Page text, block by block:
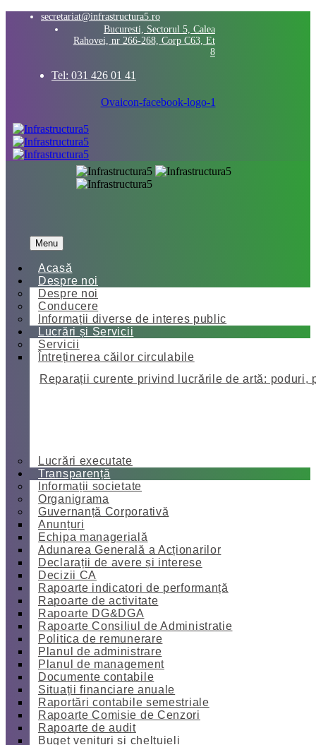
secretariat@infrastructura5.ro
Bucuresti, Sectorul 5, Calea
Rahovei, nr 266-268, Corp C63, Et
8
Tel: 031 426 01 41
Ovaicon-facebook-logo-1
Menu
Acasă
Despre noi
Despre noi
Conducere
Informații diverse de interes public
Lucrări și Servicii
Servicii
Întreținerea căilor circulabile
Reparații curente privind lucrările de artă: poduri,
Lucrări executate
Transparență
Informații societate
Organigrama
Guvernanță Corporativă
Anunțuri
Echipa managerială
Adunarea Generală a Acționarilor
Declarații de avere și interese
Decizii CA
Rapoarte indicatori de performanță
Rapoarte de activitate
Rapoarte DG&DGA
Rapoarte Consiliul de Administratie
Politica de remunerare
Planul de administrare
Planul de management
Documente contabile
Situații financiare anuale
Raportări contabile semestriale
Rapoarte Comisie de Cenzori
Rapoarte de audit
Buget venituri și cheltuieli